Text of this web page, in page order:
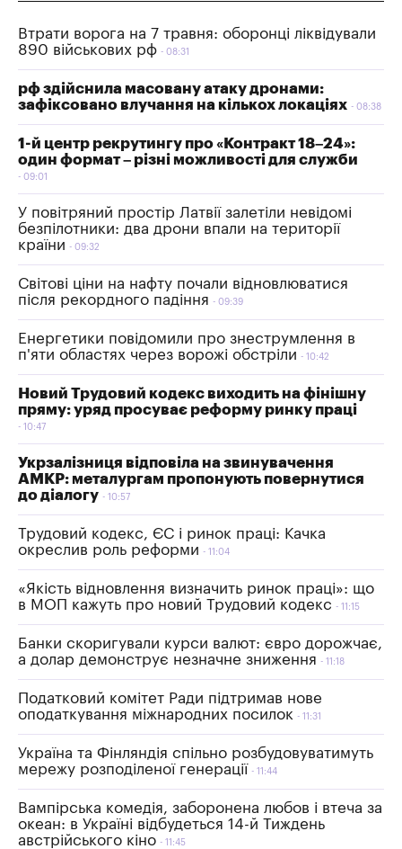
Втрати ворога на 7 травня: оборонці ліквідували
890 військових рф
08:31
рф здійснила масовану атаку дронами:
зафіксовано влучання на кількох локаціях
08:38
1-й центр рекрутингу про «Контракт 18–24»:
один формат – різні можливості для служби
09:01
У повітряний простір Латвії залетіли невідомі
безпілотники: два дрони впали на території
країни
09:32
Світові ціни на нафту почали відновлюватися
після рекордного падіння
09:39
Енергетики повідомили про знеструмлення в
п'яти областях через ворожі обстріли
10:42
Новий Трудовий кодекс виходить на фінішну
пряму: уряд просуває реформу ринку праці
10:47
Укрзалізниця відповіла на звинувачення
АМКР: металургам пропонують повернутися
до діалогу
10:57
Трудовий кодекс, ЄС і ринок праці: Качка
окреслив роль реформи
11:04
«Якість відновлення визначить ринок праці»: що
в МОП кажуть про новий Трудовий кодекс
11:15
Банки скоригували курси валют: євро дорожчає,
а долар демонструє незначне зниження
11:18
Податковий комітет Ради підтримав нове
оподаткування міжнародних посилок
11:31
Україна та Фінляндія спільно розбудовуватимуть
мережу розподіленої генерації
11:44
Вампірська комедія, заборонена любов і втеча за
океан: в Україні відбудеться 14-й Тиждень
австрійського кіно
11:45